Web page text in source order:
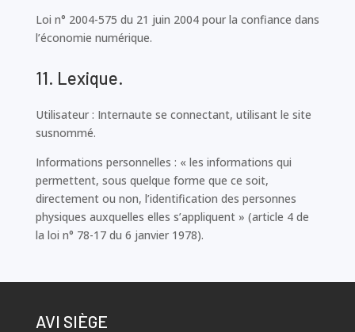
Loi n° 2004-575 du 21 juin 2004 pour la confiance dans
l’économie numérique.
11. Lexique.
Utilisateur : Internaute se connectant, utilisant le site
susnommé.
Informations personnelles : « les informations qui
permettent, sous quelque forme que ce soit,
directement ou non, l’identification des personnes
physiques auxquelles elles s’appliquent » (article 4 de
la loi n° 78-17 du 6 janvier 1978).
AVI SIÈGE